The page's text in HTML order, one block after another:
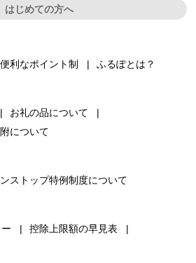
はじめての方へ
便利なポイント制 ふるぽとは？
お礼の品について
について
ストップ特例制度について
控除上限額の早見表